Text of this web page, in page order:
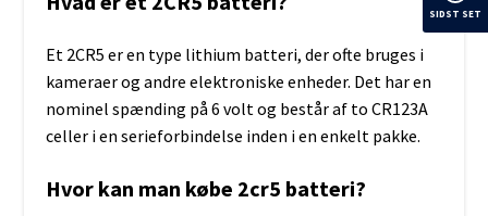
Et 2CR5 er en type lithium batteri, der ofte bruges i
kameraer og andre elektroniske enheder. Det har en
nominel spænding på 6 volt og består af to CR123A
celler i en serieforbindelse inden i en enkelt pakke.
Hvor kan man købe 2cr5 batteri?
SIDST SET